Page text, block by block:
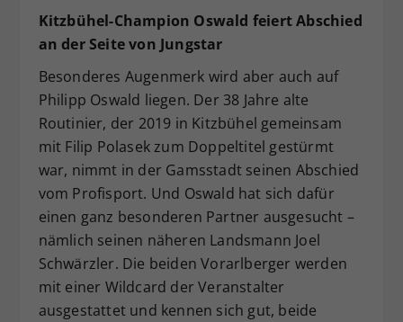
Kitzbühel-Champion Oswald feiert Abschied
an der Seite von Jungstar
Besonderes Augenmerk wird aber auch auf
Philipp Oswald liegen. Der 38 Jahre alte
Routinier, der 2019 in Kitzbühel gemeinsam
mit Filip Polasek zum Doppeltitel gestürmt
war, nimmt in der Gamsstadt seinen Abschied
vom Profisport. Und Oswald hat sich dafür
einen ganz besonderen Partner ausgesucht –
nämlich seinen näheren Landsmann Joel
Schwärzler. Die beiden Vorarlberger werden
mit einer Wildcard der Veranstalter
ausgestattet und kennen sich gut, beide